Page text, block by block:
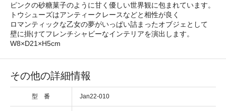
ピンクの砂糖菓子のように甘く優しい世界観に包まれています。
トウシューズはアンティークレースなどと相性が良く
ロマンティックな乙女の夢がいっぱい詰まったオブジェとして
壁に掛けてフレンチシャビーなインテリアを演出します。
W8×D21×H5cm
その他の詳細情報
型 番 Jan22-010